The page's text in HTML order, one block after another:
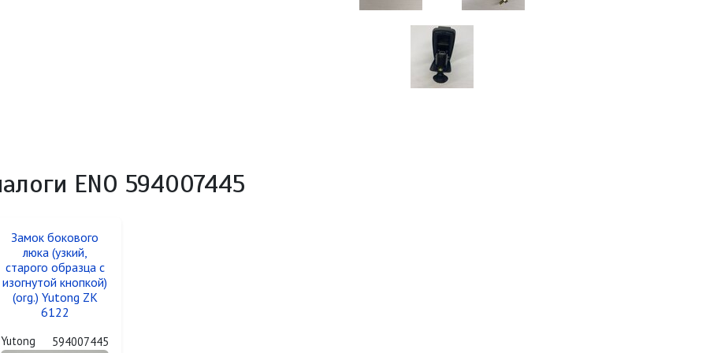
ENO 594007445
Замок бокового
люка (узкий,
старого образца с
изогнутой кнопкой)
(org.) Yutong ZK
6122
Yutong 594007445